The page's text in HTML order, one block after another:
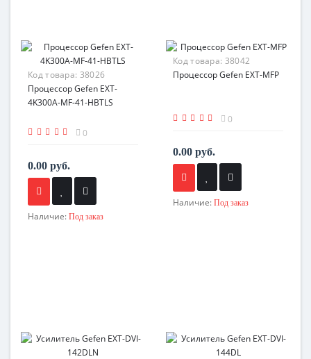
Код товара: 38026
Процессор Gefen EXT-
4K300A-MF-41-HBTLS
0
0.00 руб.
Наличие: Под заказ
Код товара: 38042
Процессор Gefen EXT-MFP
0
0.00 руб.
Наличие: Под заказ